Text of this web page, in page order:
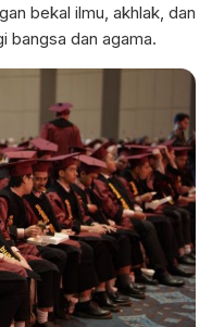
bekal ilmu, akhlak, dan
bangsa dan agama.